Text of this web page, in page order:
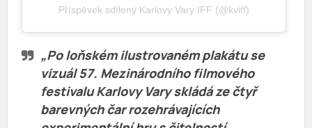
Příspěvek sdílený Karlovy Vary IFF (@kviff)
„Po loňském ilustrovaném plakátu se
vizuál 57. Mezinárodního filmového
festivalu Karlovy Vary skládá ze čtyř
barevných čar rozehrávajících